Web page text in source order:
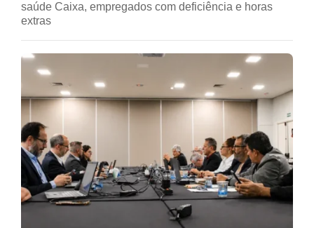
saúde Caixa, empregados com deficiência e horas
extras